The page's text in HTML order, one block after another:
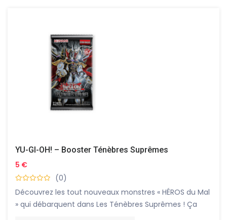
YU-GI-OH! – Booster Ténèbres Suprêmes
5 €
(0)
Découvrez les tout nouveaux monstres « HÉROS du Mal
» qui débarquent dans Les Ténèbres Suprêmes ! Ça